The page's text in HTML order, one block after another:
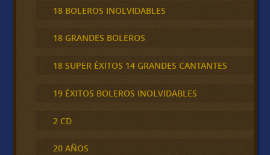
18 BOLEROS INOLVIDABLES
18 GRANDES BOLEROS
18 SUPER ÉXITOS 14 GRANDES CANTANTES
19 ÉXITOS BOLEROS INOLVIDABLES
2 CD
20 AÑOS